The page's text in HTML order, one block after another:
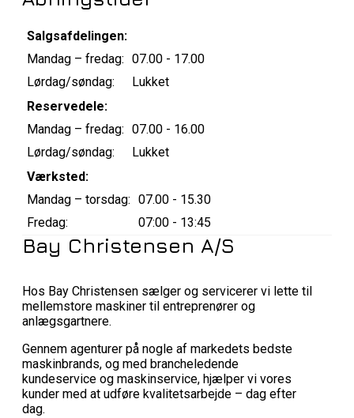
Salgsafdelingen:
Mandag – fredag: 07.00 - 17.00
Lørdag/søndag:
Lukket
Reservedele:
Mandag – fredag: 07.00 - 16.00
Lørdag/søndag:
Lukket
Værksted:
Mandag – torsdag: 07.00 - 15.30
Fredag:
07:00 - 13:45
Bay Christensen A/S
Hos Bay Christensen sælger og servicerer vi lette til
mellemstore maskiner til entreprenører og
anlægsgartnere.
Gennem agenturer på nogle af markedets bedste
maskinbrands, og med brancheledende
kundeservice og maskinservice, hjælper vi vores
kunder med at udføre kvalitetsarbejde – dag efter
dag.